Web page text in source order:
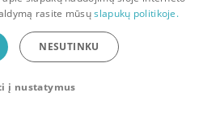
dar patogiau!
rasite mūsųslapukų politikoje.
NESUTINKU
į nustatymus